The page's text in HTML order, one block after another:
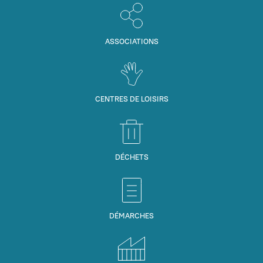
ASSOCIATIONS
CENTRES DE LOISIRS
DÉCHETS
DÉMARCHES